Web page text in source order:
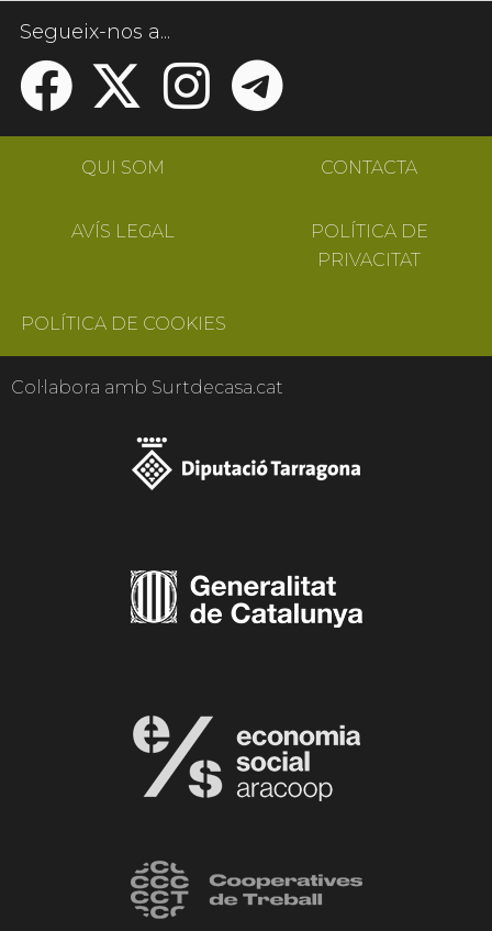
Segueix-nos a...
QUI SOM CONTACTA
AVÍS LEGAL
POLÍTICA DE
PRIVACITAT
POLÍTICA DE COOKIES
Col·labora amb Surtdecasa.cat